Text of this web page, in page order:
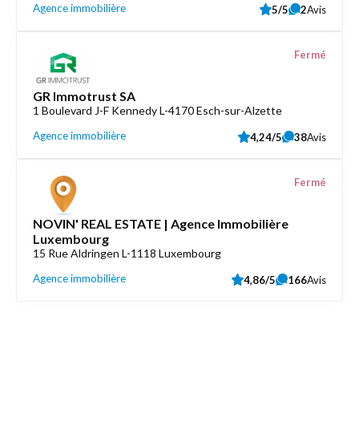
Agence immobilière 5/5 2Avis
GR Immotrust SA
1 Boulevard J-F Kennedy L-4170 Esch-sur-Alzette
Agence immobilière
Fermé
4,24/5 38Avis
NOVIN' REAL ESTATE | Agence Immobilière
Luxembourg
15 Rue Aldringen L-1118 Luxembourg
Agence immobilière
Fermé
4,86/5 166Avis